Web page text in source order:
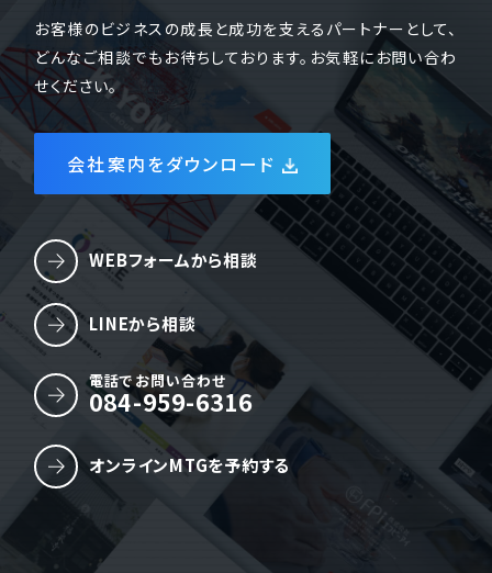
お客様のビジネスの成長と成功を支えるパートナーとして、
どんなご相談でもお待ちしております。お気軽にお問い合わ
せください。
会社案内をダウンロード
WEBフォームから相談
LINEから相談
電話でお問い合わせ
084-959-6316
オンラインMTGを予約する